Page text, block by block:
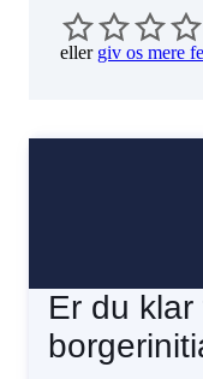
eller giv os mere
Er du